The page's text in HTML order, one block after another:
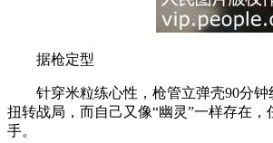
据枪定型
针穿米粒练心性，枪管立弹壳90分钟
扭转战局，而自己又像“幽灵”一样存在
手。